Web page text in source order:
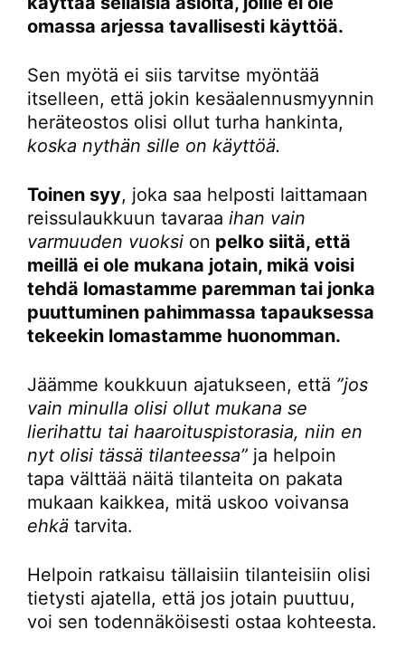
omassa arjessa tavallisesti käyttöä.
Sen myötä ei siis tarvitse myöntää
itselleen, että jokin kesäalennusmyynnin
heräteostos olisi ollut turha hankinta,
koska nythän sille on käyttöä.
Toinen syy, joka saa helposti laittamaan
reissulaukkuun tavaraa ihan vain
varmuuden vuoksi on pelko siitä, että
meillä ei ole mukana jotain, mikä voisi
tehdä lomastamme paremman tai jonka
puuttuminen pahimmassa tapauksessa
tekeekin lomastamme huonomman.
Jäämme koukkuun ajatukseen, että ”jos
vain minulla olisi ollut mukana se
lierihattu tai haaroituspistorasia, niin en
nyt olisi tässä tilanteessa” ja helpoin
tapa välttää näitä tilanteita on pakata
mukaan kaikkea, mitä uskoo voivansa
ehkä tarvita.
Helpoin ratkaisu tällaisiin tilanteisiin olisi
tietysti ajatella, että jos jotain puuttuu,
voi sen todennäköisesti ostaa kohteesta.